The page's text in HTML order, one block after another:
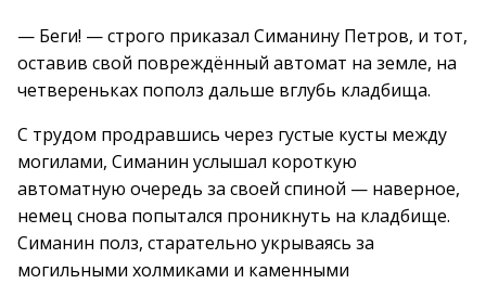
— Беги! — строго приказал Симанину Петров, и тот,
оставив свой повреждённый автомат на земле, на
четвереньках пополз дальше вглубь кладбища.
С трудом продравшись через густые кусты между
могилами, Симанин услышал короткую
автоматную очередь за своей спиной — наверное,
немец снова попытался проникнуть на кладбище.
Симанин полз, старательно укрываясь за
могильными холмиками и каменными